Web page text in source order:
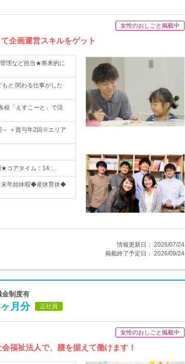
女性のおしごと掲載中
企画運営スキルをゲット
理など担当★将来的に
と 関わる仕事がした
校「えすこーと」で活
＋賞与年2回※エリア
★コアタイム：14:…
年始休暇◆産休育休◆
情報更新日： 2026/07/24
掲載終了予定日： 2026/09/24
制度有
月分 正社員
女性のおしごと掲載中
福祉法人で、腰を据えて働けます！